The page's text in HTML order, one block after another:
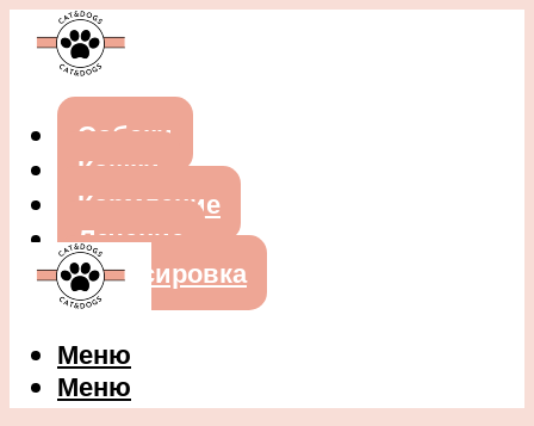
Собаки
Кошки
Кормление
Лечение
Дрессировка
Меню
Меню